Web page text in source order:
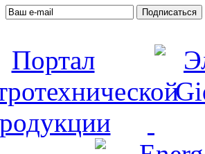
Подписаться